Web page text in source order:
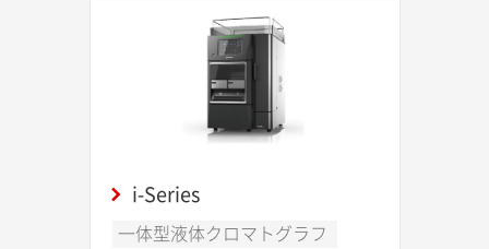
i-Series
一体型液体クロマトグラフ